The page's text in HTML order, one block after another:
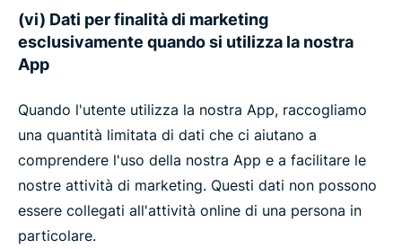
(vi) Dati per finalità di marketing
esclusivamente quando si utilizza la nostra
App
Quando l'utente utilizza la nostra App, raccogliamo
una quantità limitata di dati che ci aiutano a
comprendere l'uso della nostra App e a facilitare le
nostre attività di marketing. Questi dati non possono
essere collegati all'attività online di una persona in
particolare.